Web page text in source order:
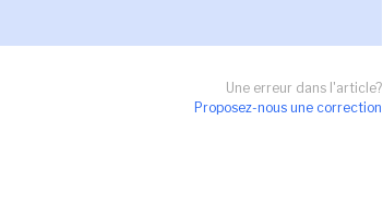
Une erreur dans l'article?
Proposez-nous une correction